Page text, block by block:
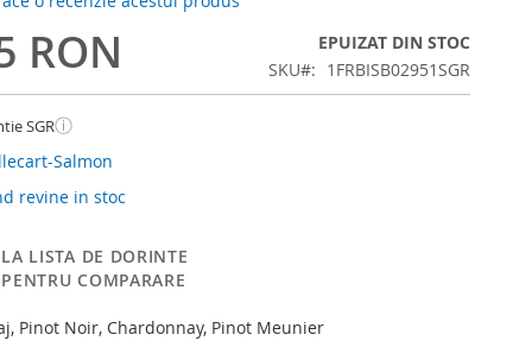
RON
EPUIZAT DIN STOC
SKU
1FRBISB02951SGR
SGRⓘ
Salmon
revine in stoc
LISTA DE DORINTE
COMPARARE
Pinot Noir, Chardonnay, Pinot Meunier